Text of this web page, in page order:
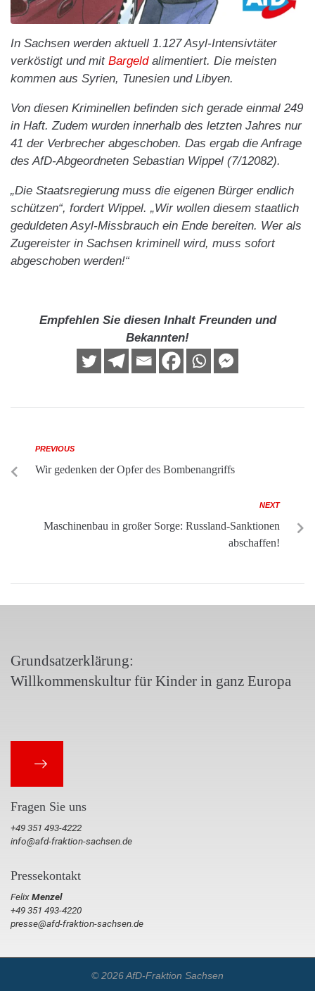
In Sachsen werden aktuell 1.127 Asyl-Intensivtäter
verköstigt und mit Bargeldalimentiert. Die meisten
kommen aus Syrien, Tunesien und Libyen.
Von diesen Kriminellen befinden sich gerade einmal 249
in Haft. Zudem wurden innerhalb des letzten Jahres nur
41 der Verbrecher abgeschoben. Das ergab die Anfrage
des AfD-Abgeordneten Sebastian Wippel (7/12082).
„Die Staatsregierung muss die eigenen Bürger endlich
schützen“, fordert Wippel. „Wir wollen diesem staatlich
geduldeten Asyl-Missbrauch ein Ende bereiten. Wer als
Zugereister in Sachsen kriminell wird, muss sofort
abgeschoben werden!“
Empfehlen Sie diesen Inhalt Freunden und
Bekannten!
PREVIOUS
Wir gedenken der Opfer des Bombenangriffs
NEXT
Maschinenbau in großer Sorge: Russland-Sanktionen
abschaffen!
Grundsatzerklärung:
Willkommenskultur für Kinder in ganz Europa
Fragen Sie uns
+49 351 493-4222
info@afd-fraktion-sachsen.de
Pressekontakt
FelixMenzel
+49 351 493-4220
presse@afd-fraktion-sachsen.de
© 2026 AfD-Fraktion Sachsen